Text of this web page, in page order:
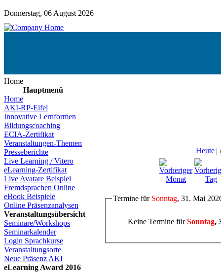
Donnerstag, 06 August 2026
Home
Hauptmenü
Home
AKI-RP-Eifel
Innovative Lernformen
Bildungscoaching
ECIA-Zertifikat
Veranstaltungen-Themen
Presseberichte
Live Learning / Vitero
eLearning-Zertifikat
Live Avatare Beispiel
Fremdsprachen Online
eBook Beispiele
Online Präsenzanalysen
Veranstaltungsübersicht
Seminare/Workshops
Seminarkalender
Login Sprachkurse
Veranstaltungsorte
Neue Präsenz AKI
eLearning Award 2016
Heute
Termine für Sonntag, 31. Mai
Keine Termine fürSonntag,